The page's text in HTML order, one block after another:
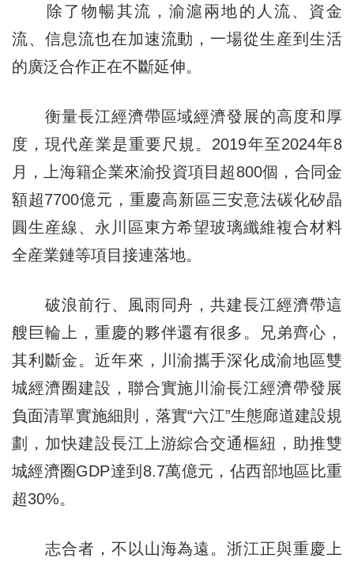
除了物暢其流，渝滬兩地的人流、資金
流、信息流也在加速流動，一場從生産到生活
的廣泛合作正在不斷延伸。
衡量長江經濟帶區域經濟發展的高度和厚
度，現代産業是重要尺規。2019年至2024年8
月，上海籍企業來渝投資項目超800個，合同金
額超7700億元，重慶高新區三安意法碳化矽晶
圓生産線、永川區東方希望玻璃纖維複合材料
全産業鏈等項目接連落地。
破浪前行、風雨同舟，共建長江經濟帶這
艘巨輪上，重慶的夥伴還有很多。兄弟齊心，
其利斷金。近年來，川渝攜手深化成渝地區雙
城經濟圈建設，聯合實施川渝長江經濟帶發展
負面清單實施細則，落實“六江”生態廊道建設規
劃，加快建設長江上游綜合交通樞紐，助推雙
城經濟圈GDP達到8.7萬億元，佔西部地區比重
超30%。
志合者，不以山海為遠。浙江正與重慶上